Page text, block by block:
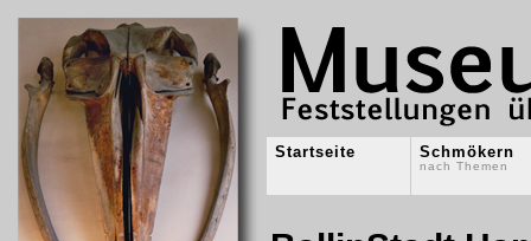
Startseite Schmökern
nach Themen